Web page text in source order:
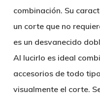
combinación. Su
un corte que no
es un desvanecido
Al lucirlo es ideal
accesorios de todo
visualmente el corte.